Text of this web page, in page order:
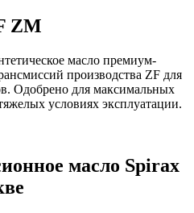
ZM
масло премиум-
производства ZF для
Одобрено для максимальных
условиях эксплуатации.
масло Spirax